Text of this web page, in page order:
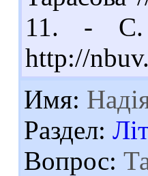
11. - С.
http://
Имя:
Раздел:
Вопрос: